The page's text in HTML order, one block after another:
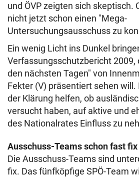
und ÖVP zeigten sich skeptisch.
nicht jetzt schon einen "Mega-
Untersuchungsausschuss zu
Ein wenig Licht ins Dunkel
Verfassungsschutzbericht 2009,
den nächsten Tagen" von
Fekter (V) präsentiert sehen will.
der Klärung helfen, ob
versucht haben, auf aktive und
des Nationalrates Einfluss zu
Ausschuss-Teams schon fast fix
Die Ausschuss-Teams sind
fix. Das fünfköpfige SPÖ-Team